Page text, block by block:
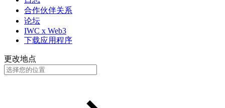
合作伙伴关系
论坛
IWC x Web3
下载应用程序
更改地点